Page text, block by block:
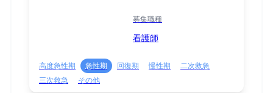
募集職種
看護師
高度急性期 急性期 回復期 慢性期
二次救急
三次救急
その他